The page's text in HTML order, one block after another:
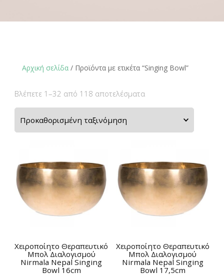
Αρχική σελίδα / Προϊόντα με ετικέτα “Singing Bowl”
Βλέπετε 1–32 από 118 αποτελέσματα
Χειροποίητο Θεραπευτικό
Μπολ Διαλογισμού
Nirmala Nepal Singing
Bowl 16cm
Χειροποίητο Θεραπευτικό
Μπολ Διαλογισμού
Nirmala Nepal Singing
Bowl 17,5cm